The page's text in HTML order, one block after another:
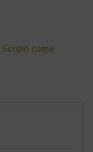
Scopri come